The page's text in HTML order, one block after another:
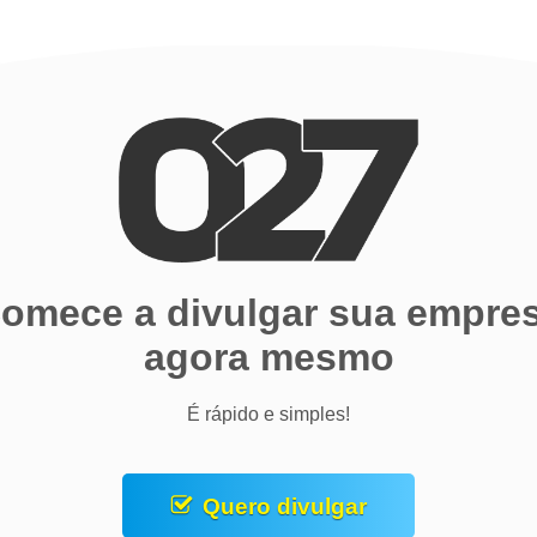
a divulgar sua
agora mesmo
É rápido e simples!
Quero divulgar